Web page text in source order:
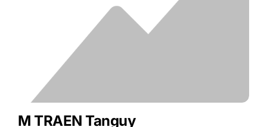
M TRAEN Tanguy